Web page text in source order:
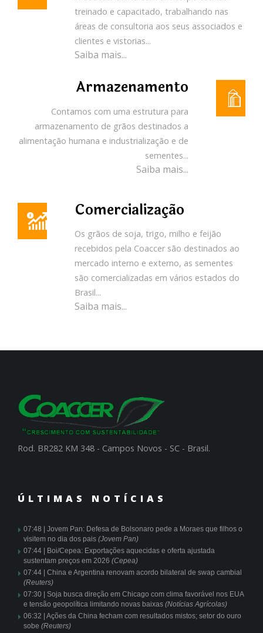
treinado e capacitado, trabalhando nas
áreas de consultoria aos seus associados e
clientes e vistorias...
Saiba mais...
Armazenamento
Contamos com uma estrutura para
armazenamento de grãos destinados a
alimentação humana e industrialização e de
sementes...
Saiba mais...
Comercialização
Os grãos de soja, trigo, milho e feijão
recebidos pela Coaccer são destinados ao
mercado interno e externo, as sementes
são comercializadas em vários estados do
Brasil...
Saiba mais...
Rod. BR282 KM 348 - Campos Novos - SC - Brasil.
ÚLTIMAS NOTÍCIAS
07:48 | Jovem Pan: Defesa de Bolsonaro pede a Moraes que filhos o
visitem no dia dos pais (Jovem Pan)
07:44 |
Boi/Cepea: Exportações aquecidas e oferta ajustada
sustentam preços em 2026 (Cepea)
07:44 | China e Argentina renovam acordo bilateral de swap cambial
(Reuters)
07:30 | Soja busca direção em Chicago com clima favorável nos EUA
e tensão geopolítica limitando novas baixas (Notícias Agrícolas)
06:32 | Ações da China fecham com resultados mistos; setor do ouro
sobe (Reuters)